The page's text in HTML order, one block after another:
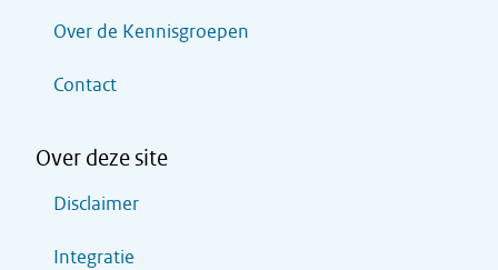
Over de Kennisgroepen
Contact
Over deze site
Disclaimer
Integratie